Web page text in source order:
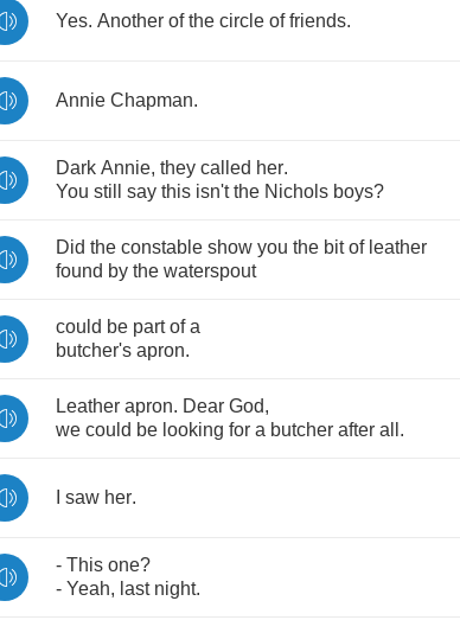
Yes. Another of the circle of friends.
Annie Chapman.
Dark Annie, they called her.
You still say this isn't the Nichols boys?
Did the constable show you the bit of leather
found by the waterspout
could be part of a
butcher's apron.
Leather apron. Dear God,
we could be looking for a butcher after all .
saw her.
- This one?
- Yeah, last night.